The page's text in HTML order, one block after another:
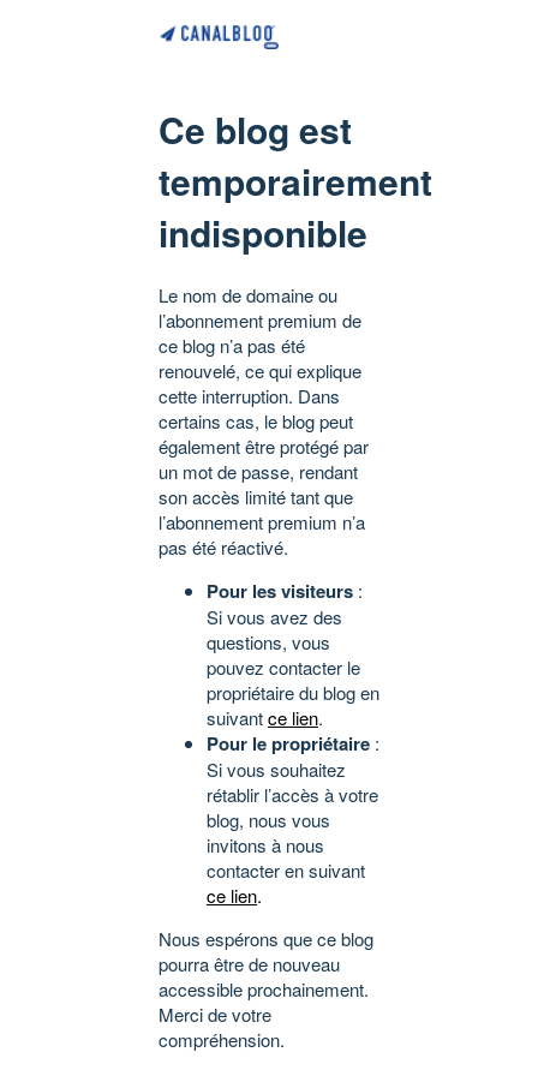
Ce blog est
temporairement
indisponible
Le nom de domaine ou
l’abonnement premium de
ce blog n’a pas été
renouvelé, ce qui explique
cette interruption. Dans
certains cas, le blog peut
également être protégé par
un mot de passe, rendant
son accès limité tant que
l’abonnement premium n’a
pas été réactivé.
Pour les visiteurs :
Si vous avez des
questions, vous
pouvez contacter le
propriétaire du blog en
suivantce lien.
Pour le propriétaire :
Si vous souhaitez
rétablir l’accès à votre
blog, nous vous
invitons à nous
contacter en suivant
ce lien.
Nous espérons que ce blog
pourra être de nouveau
accessible prochainement.
Merci de votre
compréhension.